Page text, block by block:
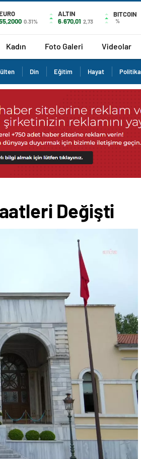
0.31%
ALTIN
6.670,01 2,73
BITCOIN
%
Kadın Foto Galeri Videolar
Din Eğitim Hayat Politika
Değişti